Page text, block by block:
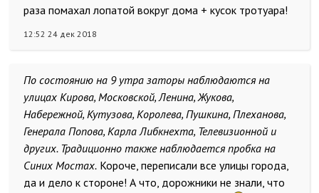
раза помахал лопатой вокруг дома + кусок тротуара!
12:52 24 дек 2018
По состоянию на 9 утра заторы наблюдаются на
улицах Кирова, Московской, Ленина, Жукова,
Набережной, Кутузова, Королева, Пушкина, Плеханова,
Генерала Попова, Карла Либкнехта, Телевизионной и
других. Традиционно также наблюдается пробка на
Синих Мостах. Короче, переписали все улицы города,
да и дело к стороне! А что, дорожники не знали, что